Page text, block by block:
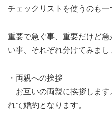
チェックリストを使うのも一
重要で急ぐ事、重要だけど
い事、それぞれ分けてみまし
・両親への挨拶
お互いの両親に挨拶します
れて婚約となります。